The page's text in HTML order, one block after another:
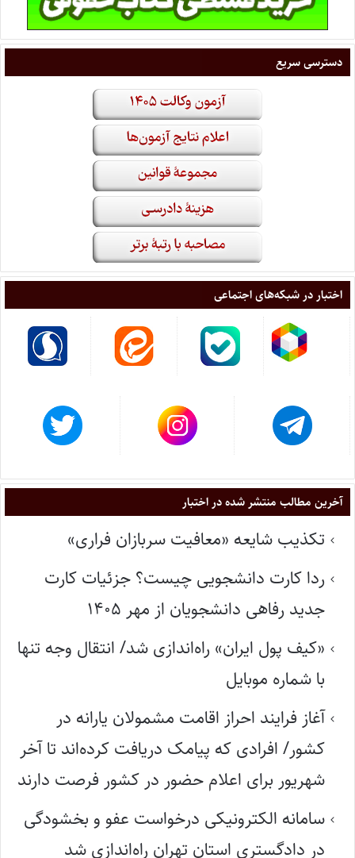
دسترسی سریع
اختبار در شبکه‌های اجتماعی
آخرین مطالب منتشر شده در اختبار
تکذیب شایعه «معافیت سربازان فراری»
ردا کارت دانشجویی چیست؟ جزئیات کارت
جدید رفاهی دانشجویان از مهر ۱۴۰۵
«کیف پول ایران» راه‌اندازی شد/ انتقال وجه تنها
با شماره موبایل
آغاز فرایند احراز اقامت مشمولان یارانه در
کشور/ افرادی که پیامک دریافت کرده‌اند تا آخر
شهریور برای اعلام حضور در کشور فرصت دارند
سامانه الکترونیکی درخواست عفو و بخشودگی
در دادگستری استان تهران راه‌اندازی شد